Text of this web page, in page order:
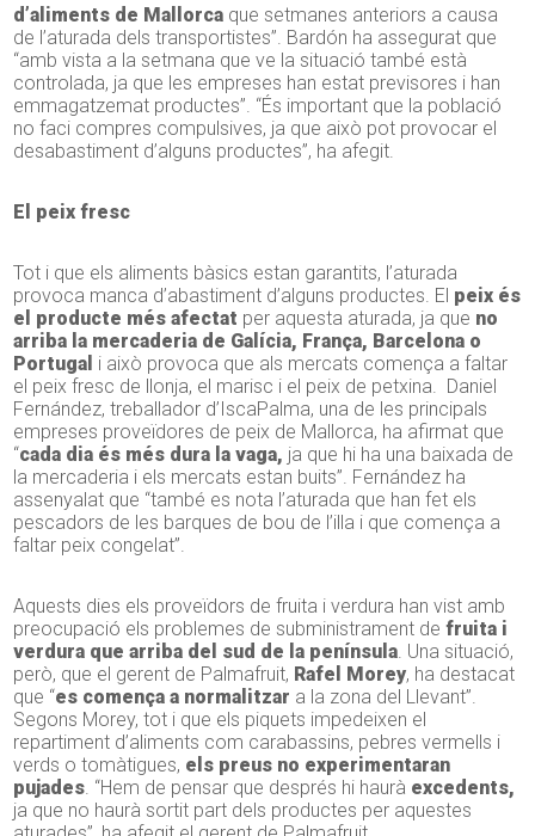
d’aliments de Mallorca que setmanes anteriors a causa
de l’aturada dels transportistes”. Bardón ha assegurat que
“amb vista a la setmana que ve la situació també està
controlada, ja que les empreses han estat previsores i han
emmagatzemat productes”. “És important que la població
no faci compres compulsives, ja que això pot provocar el
desabastiment d’alguns productes”, ha afegit.
El peix fresc
Tot i que els aliments bàsics estan garantits, l’aturada
provoca manca d’abastiment d’alguns productes. El peix és
el producte més afectat per aquesta aturada, ja que no
arriba la mercaderia de Galícia, França, Barcelona o
Portugal i això provoca que als mercats comença a faltar
el peix fresc de llonja, el marisc i el peix de petxina. Daniel
Fernández, treballador d’IscaPalma, una de les principals
empreses proveïdores de peix de Mallorca, ha afirmat que
“cada dia és més dura la vaga, ja que hi ha una baixada de
la mercaderia i els mercats estan buits”. Fernández ha
assenyalat que “també es nota l’aturada que han fet els
pescadors de les barques de bou de l’illa i que comença a
faltar peix congelat”.
Aquests dies els proveïdors de fruita i verdura han vist amb
preocupació els problemes de subministrament de fruita i
verdura que arriba del sud de la península. Una situació,
però, que el gerent de Palmafruit, Rafel Morey, ha destacat
que “es comença a normalitzar a la zona del Llevant”.
Segons Morey, tot i que els piquets impedeixen el
repartiment d’aliments com carabassins, pebres vermells i
verds o tomàtigues, els preus no experimentaran
pujades. “Hem de pensar que després hi haurà excedents,
ja que no haurà sortit part dels productes per aquestes